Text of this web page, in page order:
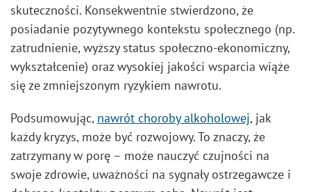
skuteczności. Konsekwentnie stwierdzono, że
posiadanie pozytywnego kontekstu społecznego (np.
zatrudnienie, wyższy status społeczno-ekonomiczny,
wykształcenie) oraz wysokiej jakości wsparcia wiąże
się ze zmniejszonym ryzykiem nawrotu.
Podsumowując, nawrót choroby alkoholowej, jak
każdy kryzys, może być rozwojowy. To znaczy, że
zatrzymany w porę – może nauczyć czujności na
swoje zdrowie, uważności na sygnały ostrzegawcze i